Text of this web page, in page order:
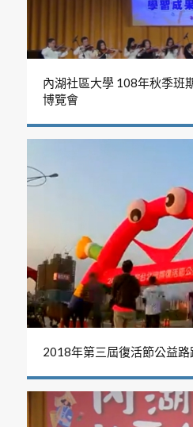
內湖社區大學 108年秋季班
博覽會
2018年第三屆復活節公益路